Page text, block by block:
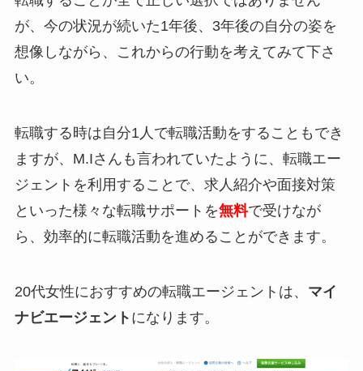
が、今の状況が続いた1年後、3年後の自分の姿を
想像しながら、これからの行動を考えてみて下さ
い。
転職する時は自分1人で転職活動をすることもでき
ますが、M.Iさんも言われていたように、転職エー
ジェントを利用することで、求人紹介や面接対策
といった様々な転職サポートを無料で受けなが
ら、効率的に転職活動を進めることができます。
20代女性におすすめの転職エージェントは、 マイ
ナビエージェント になります。